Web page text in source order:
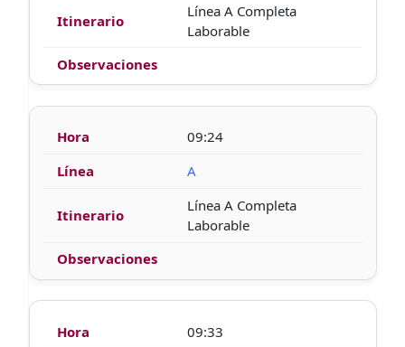
Línea A Completa
Laborable
09:24
A
Línea A Completa
Laborable
09:33